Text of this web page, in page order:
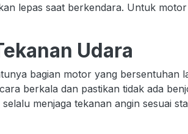
lepas saat berkendara. Untuk
Udara
bagian motor yang bersentuhan
berkala dan pastikan tidak ada
menjaga tekanan angin sesuai